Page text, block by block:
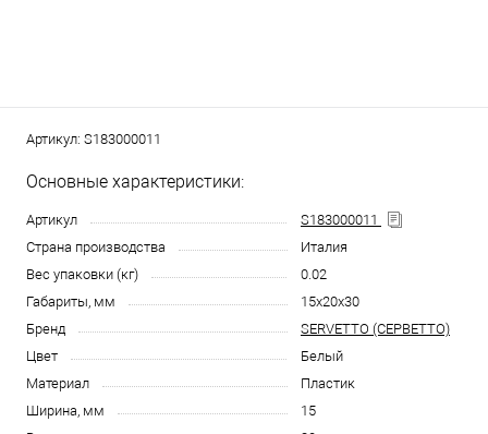
Артикул: S183000011
Основные характеристики:
Артикул
S183000011
Страна производства
Италия
Вес упаковки (кг)
0.02
Габариты, мм
15x20x30
Бренд
SERVETTO (СЕРВЕТТО)
Цвет
Белый
Материал
Пластик
Ширина, мм
15